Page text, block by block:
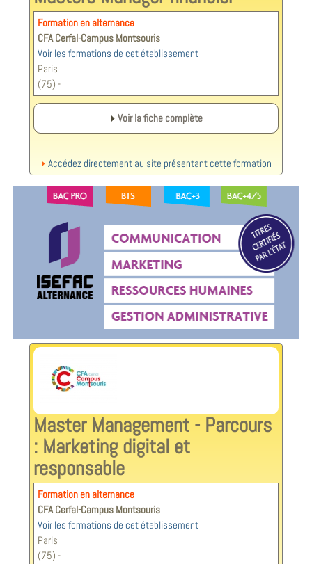
Formation en alternance
CFA Cerfal-Campus Montsouris
Voir les formations de cet établissement
Paris
(75) -
Voir la fiche complète
Accédez directement au site présentant cette formation
Master Management - Parcours
: Marketing digital et
responsable
Formation en alternance
CFA Cerfal-Campus Montsouris
Voir les formations de cet établissement
Paris
(75) -